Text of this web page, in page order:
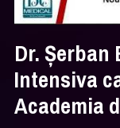
Dr. Șerban
Intensiva
Academia